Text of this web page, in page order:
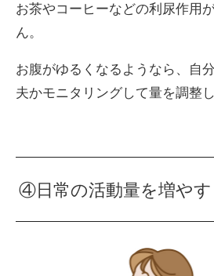
お茶やコーヒーなどの利尿作用
ん。
お腹がゆるくなるようなら、自
夫かモニタリングして量を調整し
④日常の活動量を増やす